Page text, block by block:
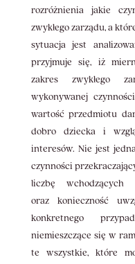
rozróżnienia jakie
zwykłego zarządu, a
sytuacja jest
przyjmuje się, iż
zakres zwykłego
wykonywanej
wartość przedmiotu
dobro dziecka i
interesów. Nie jest
czynności
liczbę
oraz konieczność
konkretnego
niemieszczące się w
te wszystkie, które